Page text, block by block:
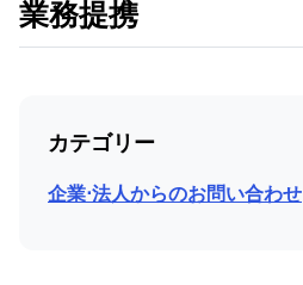
業務提携
カテゴリー
企業⋅法人からのお問い合わせ